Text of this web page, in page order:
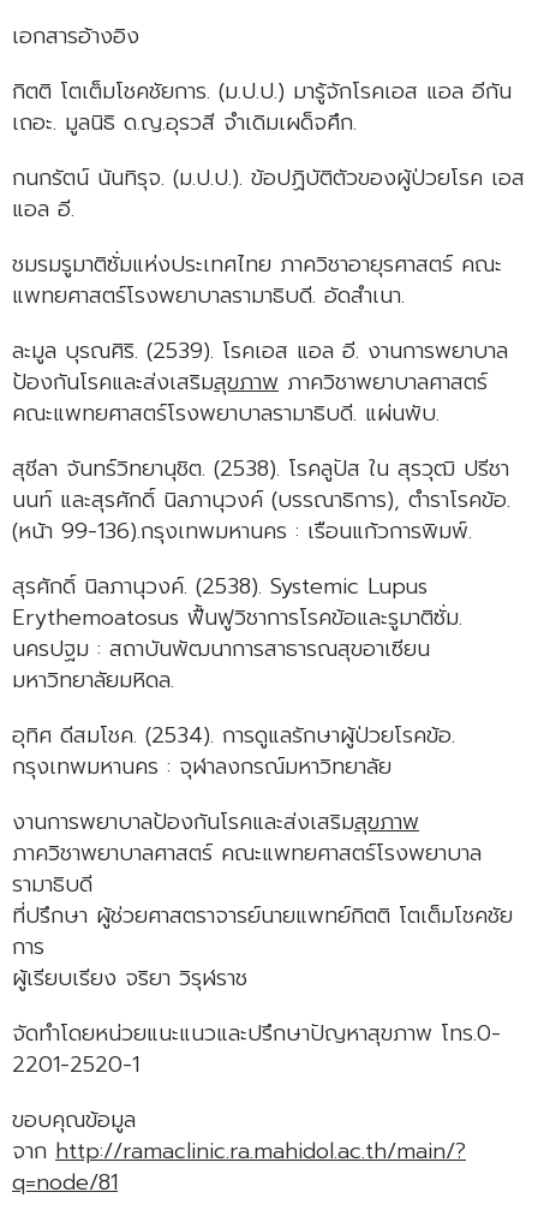
เอกสารอ้างอิง
กิตติ โตเต็มโชคชัยการ. (ม.ป.ป.) มารู้จักโรคเอส แอล อีกัน
เถอะ. มูลนิธิ ด.ญ.อุรวสี จำเดิมเผด็จศึก.
กนกรัตน์ นันทิรุจ. (ม.ป.ป.). ข้อปฏิบัติตัวของผู้ป่วยโรค เอส
แอล อี.
ชมรมรูมาติซั่มแห่งประเทศไทย ภาควิชาอายุรศาสตร์ คณะ
แพทยศาสตร์โรงพยาบาลรามาธิบดี. อัดสำเนา.
ละมูล บุรณศิริ. (2539). โรคเอส แอล อี. งานการพยาบาล
ป้องกันโรคและส่งเสริมสุขภาพ ภาควิชาพยาบาลศาสตร์
คณะแพทยศาสตร์โรงพยาบาลรามาธิบดี. แผ่นพับ.
สุชีลา จันทร์วิทยานุชิต. (2538). โรคลูปัส ใน สุรวุฒิ ปรีชา
นนท์ และสุรศักดิ์ นิลภานุวงค์ (บรรณาธิการ), ตำราโรคข้อ.
(หน้า 99-136).กรุงเทพมหานคร : เรือนแก้วการพิมพ์.
สุรศักดิ์ นิลภานุวงค์. (2538). Systemic Lupus
Erythemoatosus ฟื้นฟูวิชาการโรคข้อและรูมาติซั่ม.
นครปฐม : สถาบันพัฒนาการสาธารณสุขอาเซียน
มหาวิทยาลัยมหิดล.
อุทิศ ดีสมโชค. (2534). การดูแลรักษาผู้ป่วยโรคข้อ.
กรุงเทพมหานคร : จุฬาลงกรณ์มหาวิทยาลัย
งานการพยาบาลป้องกันโรคและส่งเสริมสุขภาพ
ภาควิชาพยาบาลศาสตร์ คณะแพทยศาสตร์โรงพยาบาล
รามาธิบดี
ที่ปรึกษา ผู้ช่วยศาสตราจารย์นายแพทย์กิตติ โตเต็มโชคชัย
การ
ผู้เรียบเรียง จริยา วิรุฬราช
จัดทำโดยหน่วยแนะแนวและปรึกษาปัญหาสุขภาพ โทร.0-
2201-2520-1
ขอบคุณข้อมูล
จาก http://ramaclinic.ra.mahidol.ac.th/main/?
q=node/81